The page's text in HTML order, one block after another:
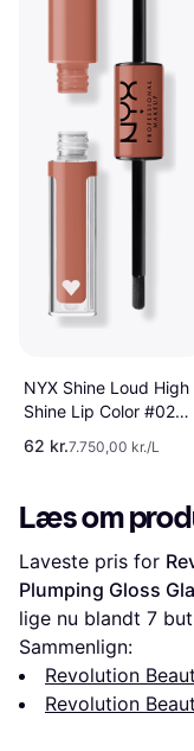
NYX Shine Loud High
Shine Lip Color #02
Goal Crusher
62 kr.7.750,00 kr./L
Læs om
Laveste pris for
Plumping Gloss
lige nu blandt 7
Sammenlign:
Revolution
Revolution